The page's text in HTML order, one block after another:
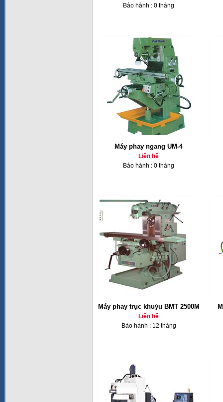
Bảo hành : 0 tháng
Máy phay ngang UM-4
Liên hệ
Bảo hành : 0 tháng
Máy phay trục khuỷu BMT 2500M
Liên hệ
Bảo hành : 12 tháng